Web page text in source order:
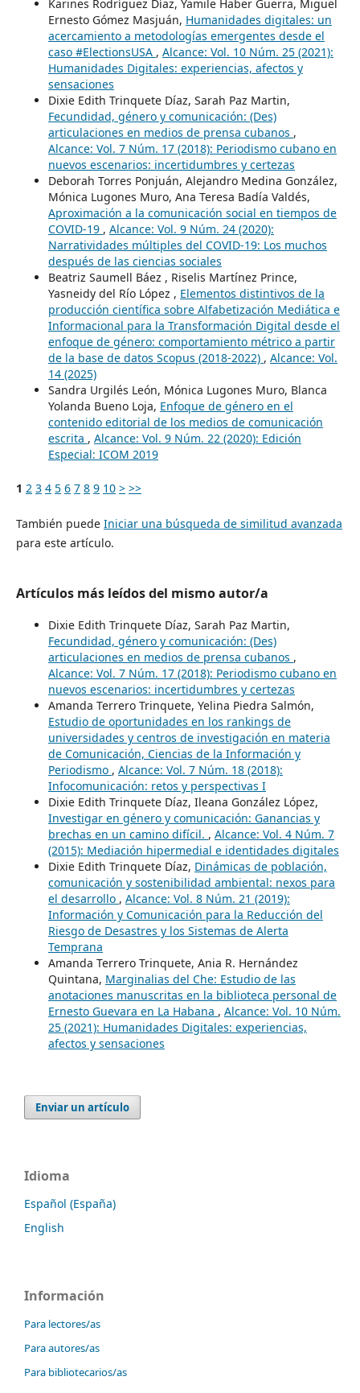
Karines Rodríguez Díaz, Yamile Haber Guerra, Miguel
Ernesto Gómez Masjuán, Humanidades digitales: un
acercamiento a metodologías emergentes desde el
caso #ElectionsUSA , Alcance: Vol. 10 Núm. 25 (2021):
Humanidades Digitales: experiencias, afectos y
sensaciones
Dixie Edith Trinquete Díaz, Sarah Paz Martin,
Fecundidad, género y comunicación: (Des)
articulaciones en medios de prensa cubanos ,
Alcance: Vol. 7 Núm. 17 (2018): Periodismo cubano en
nuevos escenarios: incertidumbres y certezas
Deborah Torres Ponjuán, Alejandro Medina González,
Mónica Lugones Muro, Ana Teresa Badía Valdés,
Aproximación a la comunicación social en tiempos de
COVID-19 , Alcance: Vol. 9 Núm. 24 (2020):
Narratividades múltiples del COVID-19: Los muchos
después de las ciencias sociales
Beatriz Saumell Báez , Riselis Martínez Prince,
Yasneidy del Río López , Elementos distintivos de la
producción científica sobre Alfabetización Mediática e
Informacional para la Transformación Digital desde el
enfoque de género: comportamiento métrico a partir
de la base de datos Scopus (2018-2022) , Alcance: Vol.
14 (2025)
Sandra Urgilés León, Mónica Lugones Muro, Blanca
Yolanda Bueno Loja, Enfoque de género en el
contenido editorial de los medios de comunicación
escrita , Alcance: Vol. 9 Núm. 22 (2020): Edición
Especial: ICOM 2019
1 2 3 4 5 6 7 8 9 10 > >>
También puede Iniciar una búsqueda de similitud avanzada
para este artículo.
Artículos más leídos del mismo autor/a
Dixie Edith Trinquete Díaz, Sarah Paz Martin,
Fecundidad, género y comunicación: (Des)
articulaciones en medios de prensa cubanos ,
Alcance: Vol. 7 Núm. 17 (2018): Periodismo cubano en
nuevos escenarios: incertidumbres y certezas
Amanda Terrero Trinquete, Yelina Piedra Salmón,
Estudio de oportunidades en los rankings de
universidades y centros de investigación en materia
de Comunicación, Ciencias de la Información y
Periodismo , Alcance: Vol. 7 Núm. 18 (2018):
Infocomunicación: retos y perspectivas I
Dixie Edith Trinquete Díaz, Ileana González López,
Investigar en género y comunicación: Ganancias y
brechas en un camino difícil. , Alcance: Vol. 4 Núm. 7
(2015): Mediación hipermedial e identidades digitales
Dixie Edith Trinquete Díaz, Dinámicas de población,
comunicación y sostenibilidad ambiental: nexos para
el desarrollo , Alcance: Vol. 8 Núm. 21 (2019):
Información y Comunicación para la Reducción del
Riesgo de Desastres y los Sistemas de Alerta
Temprana
Amanda Terrero Trinquete, Ania R. Hernández
Quintana, Marginalias del Che: Estudio de las
anotaciones manuscritas en la biblioteca personal de
Ernesto Guevara en La Habana , Alcance: Vol. 10 Núm.
25 (2021): Humanidades Digitales: experiencias,
afectos y sensaciones
Enviar un artículo
Idioma
Español (España)
English
Información
Para lectores/as
Para autores/as
Para bibliotecarios/as